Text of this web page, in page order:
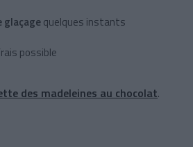
glaçagequelques instants
possible
des madeleines au chocolat.